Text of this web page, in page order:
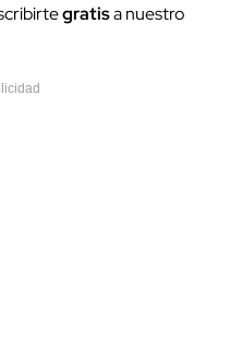
gratisa nuestro